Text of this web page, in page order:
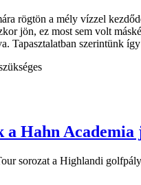
rögtön a mély vízzel
jön, ez most sem volt
Tapasztalatban szerintünk
a Hahn
sorozat a Highlandi